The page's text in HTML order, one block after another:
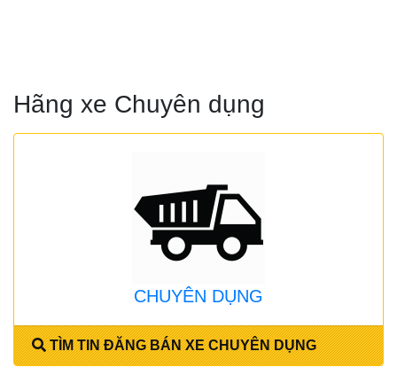
Hãng xe Chuyên dụng
CHUYÊN DỤNG
TÌM TIN ĐĂNG BÁN XE CHUYÊN DỤNG